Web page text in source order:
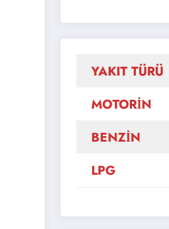
YAKIT TÜRÜ
MOTORİN
BENZİN
LPG